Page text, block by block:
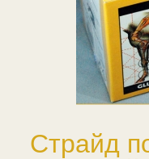
Страйд